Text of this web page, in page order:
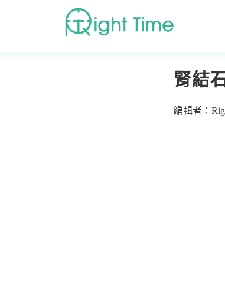
腎結
編輯者：